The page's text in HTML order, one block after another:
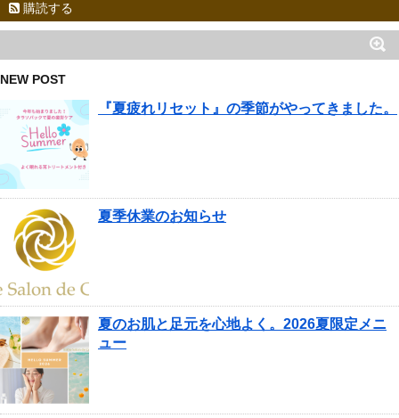
購読する
NEW POST
『夏疲れリセット』の季節がやってきました。
夏季休業のお知らせ
夏のお肌と足元を心地よく。2026夏限定メニ
ュー